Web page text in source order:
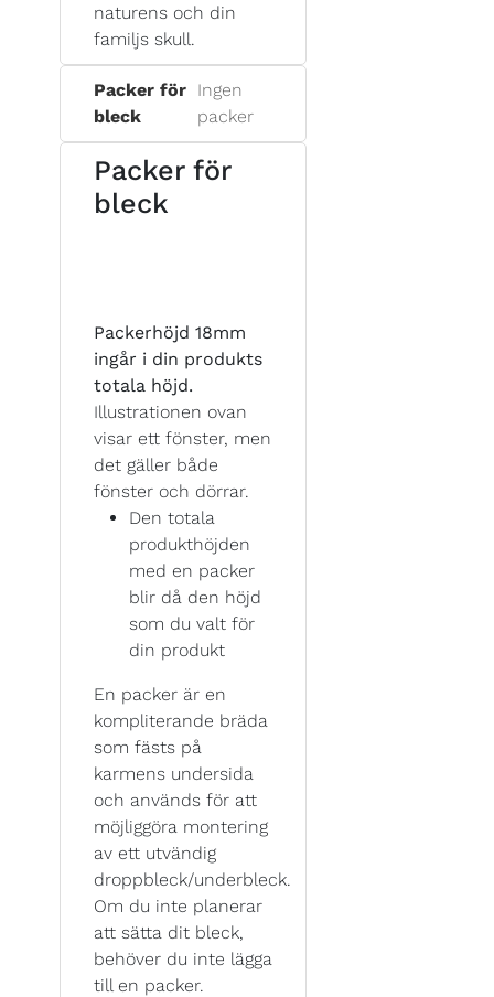
naturens och din
familjs skull.
Packer för
bleck
Ingen
packer
Packer för
bleck
Packerhöjd 18mm
ingår i din produkts
totala höjd.
Illustrationen ovan
visar ett fönster, men
det gäller både
fönster och dörrar.
Den totala
produkthöjden
med en packer
blir då den höjd
som du valt för
din produkt
En packer är en
kompliterande bräda
som fästs på
karmens undersida
och används för att
möjliggöra montering
av ett utvändig
droppbleck/underbleck.
Om du inte planerar
att sätta dit bleck,
behöver du inte lägga
till en packer.